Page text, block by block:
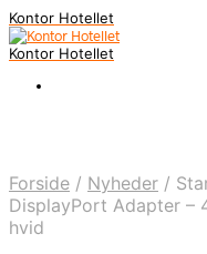
Kontor Hotellet
Kontor Hotellet
Forside / Nyheder /
DisplayPort Adapter –
hvid